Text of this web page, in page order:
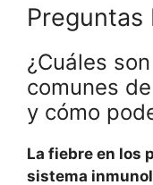
Preguntas
¿Cuáles
comunes
y cómo
La fiebre en los
sistema